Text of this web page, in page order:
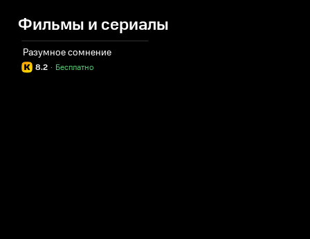
Фильмы и сериалы
Разумное сомнение
8.2 Бесплатно
·